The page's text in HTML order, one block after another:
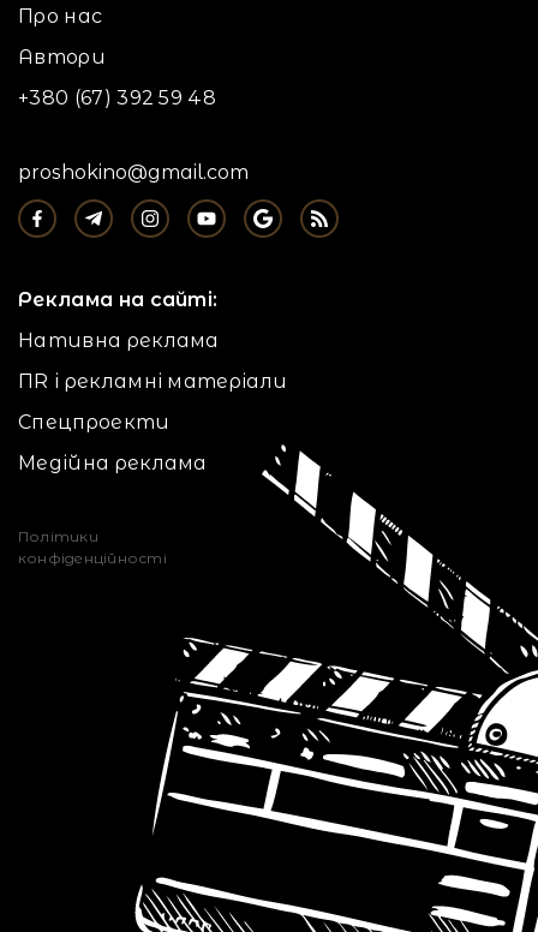
Про нас
Автори
+380 (67) 392 59 48
proshokino@gmail.com
Реклама на сайті:
Нативна реклама
ПR і рекламні матеріали
Спецпроекти
Медійна реклама
Політики
конфіденційності